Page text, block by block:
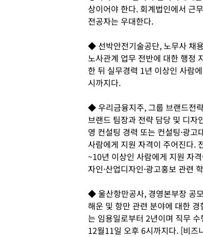
상이어야 한다. 회계법인에서 근
전공자는 우대한다.
◆ 선박안전기술공단, 노무사 채용
노사관계 업무 전반에 대한 행정
한 뒤 실무경력 1년 이상인 사람
시까지다.
◆ 우리금융지주, 그룹 브랜드전
브랜드 팀장과 전략 담당 및 디자
영 컨설팅 경력 또는 컨설팅·광
사람에게 지원 자격이 주어진다.
~10년 이상인 사람에게 지원 자
자인·산업디자인·광고홍보 관련
◆ 울산항만공사, 경영본부장 공모
해운 및 항만 관련 분야에 대한
는 임용일로부터 2년이며 직무
12월11일 오후 6시까지다. [비즈